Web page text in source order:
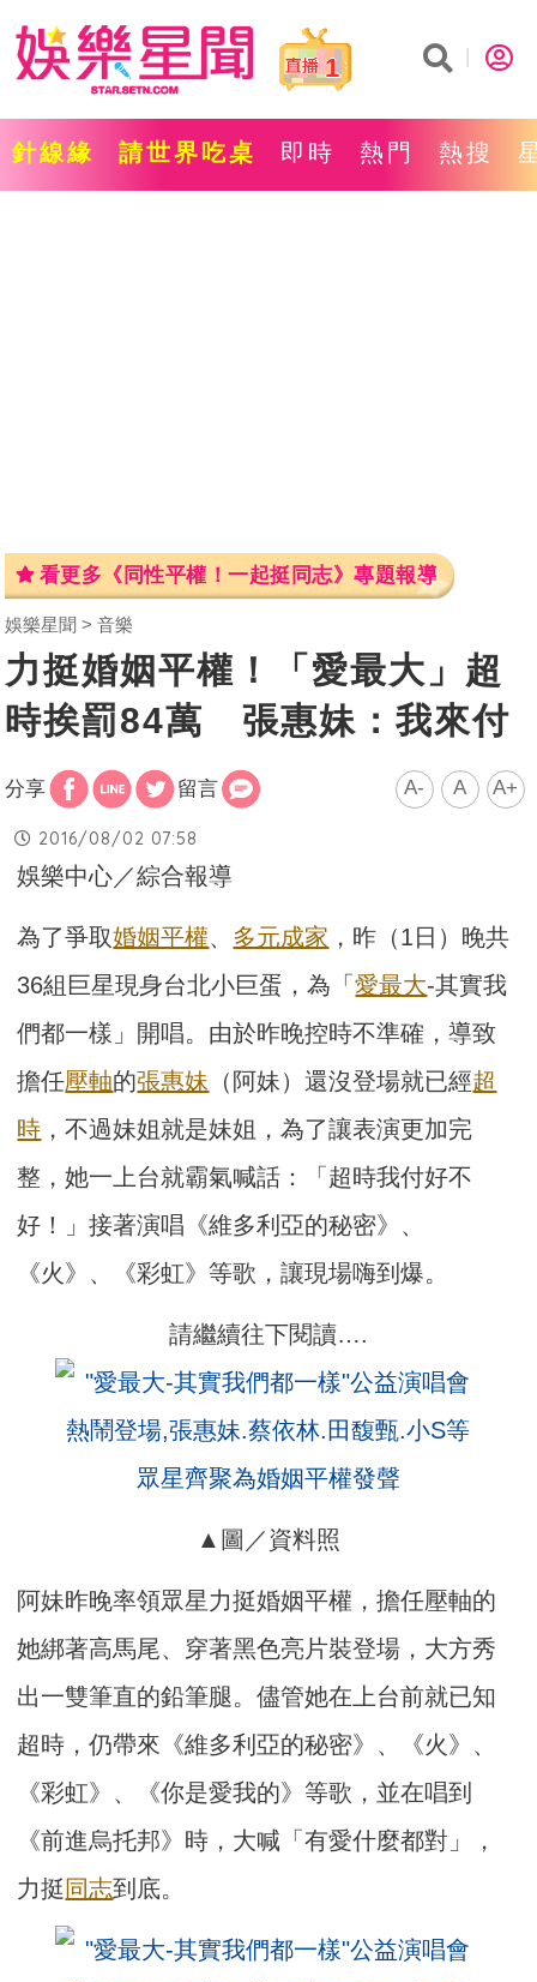
1
針線緣 請世界吃桌 即時 熱門 熱搜
看更多《同性平權！一起挺同志》專題報導
娛樂星聞 音樂
力挺婚姻平權！「愛最大」超
時挨罰84萬 張惠妹：我來付
分享 留言 A- A A+
2016/08/02 07:58
娛樂中心／綜合報導
為了爭取婚姻平權、 多元成家 ，昨（1日）晚共
36組巨星現身台北小巨蛋，為「愛最大-其實我
們都一樣」開唱。由於昨晚控時不準確，導致
擔任壓軸的張惠妹 （阿妹）還沒登場就已經超
時 ，不過妹姐就是妹姐，為了讓表演更加完
整，她一上台就霸氣喊話：「超時我付好不
好！」接著演唱《維多利亞的秘密》、
《火》、《彩虹》等歌，讓現場嗨到爆。
請繼續往下閱讀….
▲圖／資料照
阿妹昨晚率領眾星力挺婚姻平權，擔任壓軸的
她綁著高馬尾、穿著黑色亮片裝登場，大方秀
出一雙筆直的鉛筆腿。儘管她在上台前就已知
超時，仍帶來《維多利亞的秘密》、《火》、
《彩虹》、《你是愛我的》等歌，並在唱到
《前進烏托邦》時，大喊「有愛什麼都對」，
力挺 同志到底。